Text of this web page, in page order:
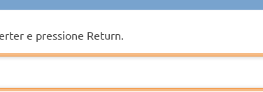
e pressione Return.